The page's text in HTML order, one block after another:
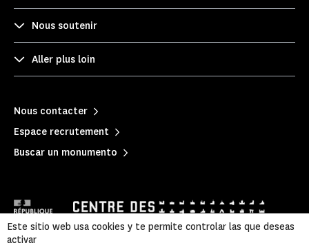
Nous soutenir
Aller plus loin
Nous contacter
Espace recrutement
Buscar un monumento
Este sitio web usa cookies y te permite controlar las que deseas
activar